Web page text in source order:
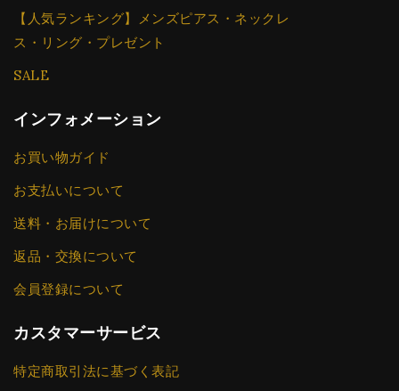
【人気ランキング】メンズピアス・ネックレ
ス・リング・プレゼント
SALE
インフォメーション
お買い物ガイド
お支払いについて
送料・お届けについて
返品・交換について
会員登録について
カスタマーサービス
特定商取引法に基づく表記